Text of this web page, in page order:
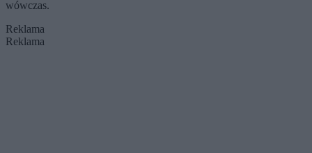
wówczas.
Reklama
Reklama